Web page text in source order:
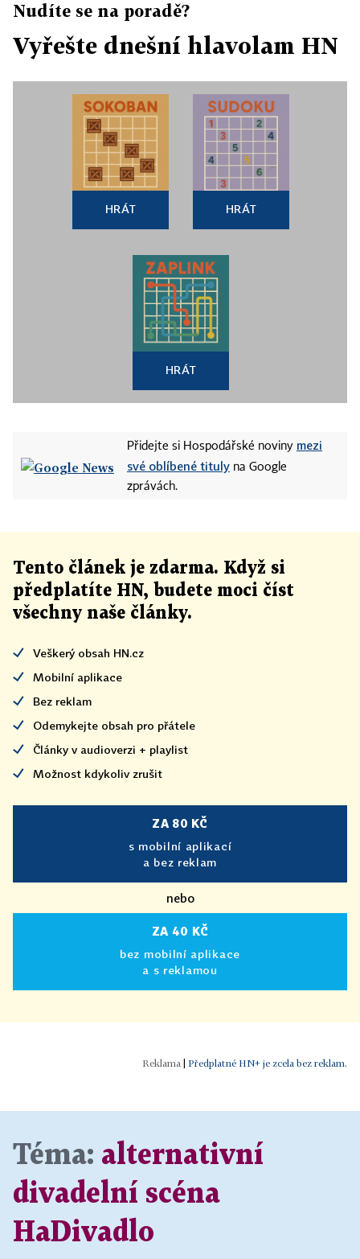
Nudíte se na poradě?
Vyřešte dnešní hlavolam HN
HRÁT HRÁT
HRÁT
Přidejte si Hospodářské noviny mezi
své oblíbené tituly na Google
zprávách.
Tento článek je zdarma. Když si
předplatíte HN, budete moci číst
všechny naše články.
Veškerý obsah HN.cz
Mobilní aplikace
Bez reklam
Odemykejte obsah pro přátele
Články v audioverzi + playlist
Možnost kdykoliv zrušit
ZA 80 KČ
s mobilní aplikací
a bez reklam
nebo
ZA 40 KČ
bez mobilní aplikace
a s reklamou
Předplatné HN+ je zcela bez reklam.
Téma: alternativní
divadelní scéna
HaDivadlo